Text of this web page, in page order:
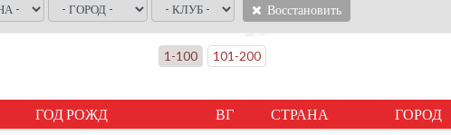
Восстановить
1 -100 101 -200
ГОД РОЖД ВГ СТРАНА ГОРОД